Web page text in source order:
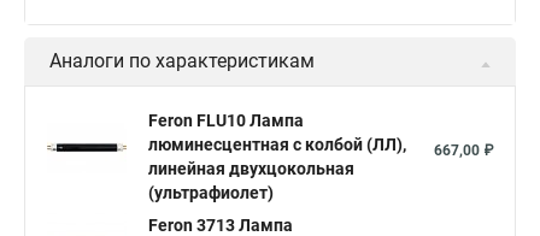
Аналоги по характеристикам
Feron FLU10 Лампа
люминесцентная с колбой (ЛЛ),
линейная двухцокольная
(ультрафиолет)
667,00 ₽
Feron 3713 Лампа